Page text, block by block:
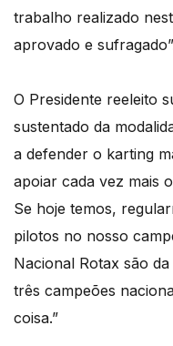
trabalho realizado
aprovado e
O Presidente reeleito
sustentado da
a defender o karting
apoiar cada vez mais
Se hoje temos,
pilotos no nosso
Nacional Rotax são
três campeões
coisa.”